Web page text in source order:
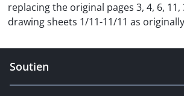
replacing the original pages 3, 4, 6, 11,
drawing sheets 1/11-11/11 as
Soutien